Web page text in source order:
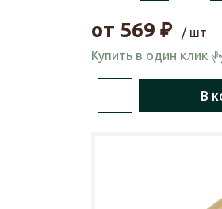
от 569 ₽
/ шт
Купить в один клик
В